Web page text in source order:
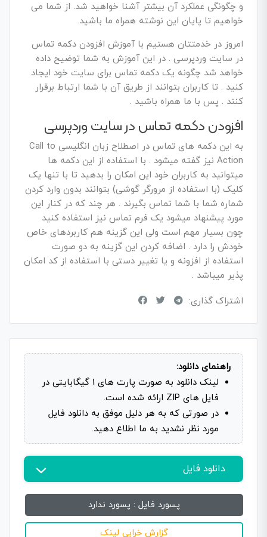
و چگونگی عملکرد آن بیشتر آشنا خواهید شد. از شما می
خواهیم تا پایان این نوشته همراه ما باشید.
امروز در خدمتتان هستیم با آموزش افزودن دکمه تماس
در سایت وردپرسی . در این آموزش به شما توضیح داده
خواهد شد چگونه یک دکمه تماس برای سایت خود ایجاد
کنید . تا کاربران بتوانند از طریق آن با شما ارتباط برقرار
کنند . پس با ما همراه باشید .
افزودن دکمه تماس در سایت وردپرسی
به این دکمه های تماس در اصطلاح زبان انگلیسی Call to
Action نیز گفته میشود . با استفاده از این دکمه ها
میتوانید به کاربران خود این امکان را بدهید تا با تنها یک
کلیک (با استفاده از مرورگر گوشی) بتوانند بدون وارد کردن
شماره شما با شما تماس بگیرند . هر چند که در کنار این
مورد پیشنهاد میشود یک فرم تماس نیز استفاده کنید
چون بسیار مهم است ولی این گزینه هم کاربردهای خاص
خودش را دارد . اضافه کردن این گزینه به دو صورت
استفاده از افزونه و یا تغییر دستی با استفاده از کد امکان
پذیر میباشد .
اشتراک گذاری:
راهنمای دانلود:
لینک دانلود به صورت پارت های 1 گیگابایتی در
فایل های ZIP ارائه شده است.
در صورتی که به هر دلیل موفق به دانلود فایل
مورد نظر نشدید به ما اطلاع دهید.
دانلود فایل
پسورد فایل : پسورد ندارد
گزارش خرابی لینک